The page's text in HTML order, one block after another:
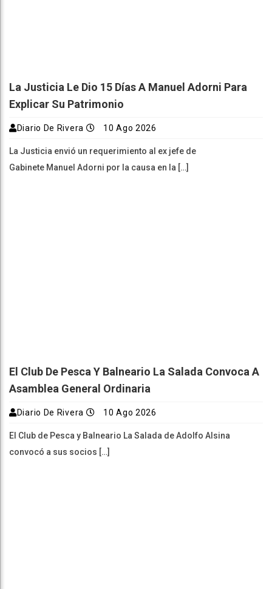
La Justicia Le Dio 15 Días A Manuel Adorni Para
Explicar Su Patrimonio
Diario De Rivera 10 Ago 2026
La Justicia envió un requerimiento al ex jefe de
Gabinete Manuel Adorni por la causa en la […]
El Club De Pesca Y Balneario La Salada Convoca A
Asamblea General Ordinaria
Diario De Rivera 10 Ago 2026
El Club de Pesca y Balneario La Salada de Adolfo Alsina
convocó a sus socios […]